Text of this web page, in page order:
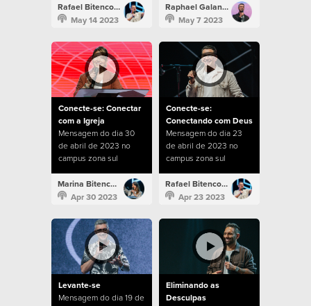
Rafael Bitencourt
May 14 2023
Raphael Galante
May 7 2023
Conecte-se: Conectar
com a Igreja
Mensagem do dia 30
de abril de 2023 no
campus zona sul
Marina Bitencourt
Apr 30 2023
Conecte-se:
Conectando com Deus
Mensagem do dia 23
de abril de 2023 no
campus zona sul
Rafael Bitencourt
Apr 23 2023
Levante-se
Mensagem do dia 19 de
Eliminando as
Desculpas